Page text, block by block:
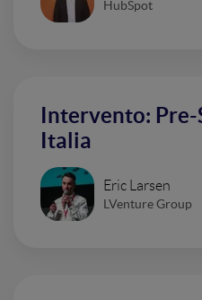
HubSpot
Intervento: Pre-
Italia
Eric Larsen
LVenture Group